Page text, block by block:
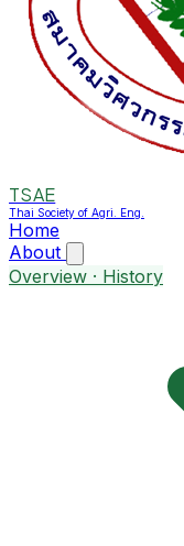
TSAE
Thai Society of Agri. Eng.
Home
About
Overview · History